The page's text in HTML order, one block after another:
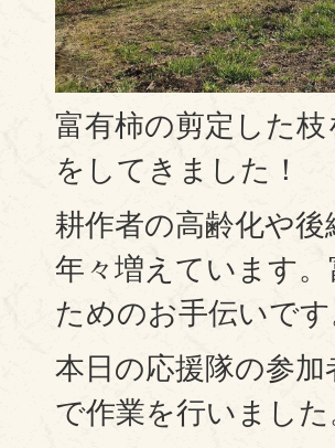
富有柿の剪定した
をしてきました！
耕作者の高齢化や
年々増えています
ためのお手伝いです
本日の応援隊の参
で作業を行いました